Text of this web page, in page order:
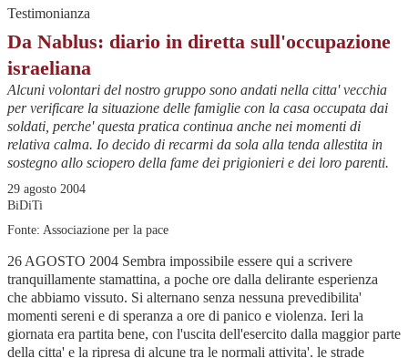
Testimonianza
Da Nablus: diario in diretta sull'occupazione
israeliana
Alcuni volontari del nostro gruppo sono andati nella citta' vecchia
per verificare la situazione delle famiglie con la casa occupata dai
soldati, perche' questa pratica continua anche nei momenti di
relativa calma. Io decido di recarmi da sola alla tenda allestita in
sostegno allo sciopero della fame dei prigionieri e dei loro parenti.
29 agosto 2004
BiDiTi
Fonte: Associazione per la pace
26 AGOSTO 2004 Sembra impossibile essere qui a scrivere tranquillamente stamattina, a poche ore dalla delirante esperienza che abbiamo vissuto. Si alternano senza nessuna prevedibilita' momenti sereni e di speranza a ore di panico e violenza. Ieri la giornata era partita bene, con l'uscita dell'esercito dalla maggior parte della citta' e la ripresa di alcune tra le normali attivita'. le strade affollate, le bancarelle del mercato esposte, centinaia di persone per strada, facevano sperare in una tregua significativa. Alcuni volontari del nostro gruppo sono andati nella citta' vecchia per verificare la situazione delle famiglie con la casa occupata dai soldati, perche' questa pratica continua anche nei momenti di relativa calma. Io decido di recarmi da sola alla tenda allestita in sostegno allo sciopero della fame dei prigionieri e dei loro parenti. C'e' un clima leggero per la strada. Alla tenda trovo donne vestite di nero che espongono i ritratti dei loro parenti: figli e mariti arrestati, la maggior parte pare giovanissima. Non ho il tempo di soffermarmi su nulla: un improvviso fragore, fatto di clacson ed urla travolge chiunque. I soldati, le jeep. Arrivano in velocita' tra la folla fittissima, sparando all'impazzata. Sono due, sufficienti in questo contesto a mettere in pericolo centinaia di persone: anziani col bastone, donne con bambini piccoli, qualcuno coi pacchi della spesa,.. Tutti corrono mentre i colpi continuano, qualcuno cade travolto dalla ressa, le donne della tenda cercano di portare in salvo i preziosi ritratti con cornice dei loro cari, i negozi chiudono. Mi riparo vicino ad un negozio, poi vedo una donna incinta in mezzo alla piazza e corro a portarla al riparo. In quel momento parte la sassaiola: impressionante, fitta..efficace. Le due jeep vengono respinte ai lati della piazza, decine di ragazzini lanciano di tutto, alcuni mi raggiungono e soridendo dicono il solito "ello', uozziurneim?" in uso se si incontra un internazionale. Mi rendo conto a posteriori che cerco di interessarli a me per evitare che si espongano, che si lancino coi sassi piu' grandi di loro verso le jeep che esplodono colpi ripetutamente. Temo per questi bambini abituati a tutto questo, vorrei che si riparassero e basta. Osservo che alcuni adulti li appoggiano, altri li sgridano ed allontanano. Quialcuno fa come se nulla stesse succedendo, ma appena arriva il secco suono dello sparo, tutti si buttano contro i muri o negli anfratti. Spari e sassi, sassi e spari: la situazione si stabilizza in questo modo,fino a quando da un tetto cade un sasso grandissimo che centra una delle jeep. Parte un applauso fragoroso, pacche sulle spalle, sguardi compiaciuti che cercano anche in me complicita'. Non posso non sorridere, anche se so che questa labile soddisfazione sara' a breve sgretolata dalla riposta israeliana. Infatti ripartono i colpi, ricominciano le fughe a caccia di un qualsiasi riparo, che non sempre si trova. Arrivano le ragazze che da un mese vivono a Nablus e da loro apprendo che c'e' stato qualche sparo da parte palestinese. Rimandando ad altre sedi e situazioni i commenti di tipo politico, non possiamo non pensare alle conseguenze che tutto cio' provochera'. Decidiamo di andare alla clinica in centro per metterci a disposizione dei volontari del Medical Relief. E' pericoloso avventurarsi nella casbah, ma il passaparola palestinese ci guida nei vicoli piu' sicuri e giungiamo a destinazione. Gli spari sono ripetuti e vicini, ci consigliano di aspettare che la situazione si calmi. Gia', ma quando? Dopo circa un'ora ci raggiunge W., un amico volontario il cui fratello e' stato ferito la mattina ed ora e' a casa, per fortuna non in condizioni gravi. Passiamo a trovarlo e poi di nuovo nella citta' vecchia per essere al fianco degli abitanti sotto pressione da ore. Si susseguono esplosioni e spari molto vicini. Passiamo in una piazzetta e da una finestra vengono esplosi dei colpi vicino a noi: 5 donne e un volontario in divisa. Sento la paura e l'imprevedibilita' della situazione, sento che siamo molto esposti e accelero, mentre W. urla in ebraico ai soldati di non sparare. I vicoli e gli anfratti sono la fortuna e la maledizione della citta' vecchia: in quel labirinto riesci a trovare il modo di ripararti, ma puoi anche sbagliare angolo e capitare all'improvviso davanti a un cecchino. Inoltre i soldati stanno perfezionando l'orribile tecnica di passare casa per casa facendo esplodere i muri intermedi, per non strare allo scoperto. E' cio' che avviene in queste ore e nei giorni scorsi. I botti sono ripetuti, ci tappiamo le orecchie, alcuni bambini piangono ad ogni scoppio, altri si eccitano e gli adulti li riparano contro i muri. Sono segregati in casa da settimane e convivono con la violenza delle armi e degli esplosivi, con lo spettro dell'occupazione della propria casa o dell'arresto indiscriminato, con la possibilita' del proiettile vagante o deliberatamente sparato. Sono di questi giorni infatti i casi dell'uomo ucciso mentre si affacciava alla finestra di casa sua, o della bimba ferita al volto nel bagno. Nel nostro angolo piu' o meno riparato convergono volontari, uomini e bambini. Qualcuno porta il caffe', ci si rilassa un attimo. Ci pensano gli Apaches dall'alto a ricordarci che non va bene e che l'esercito non intende mollare la presa. Si sentono raffiche di mitraglia dagli elicotteri, ma qualcuno sostiene che sono rumopri registrati per terrorizzare, non vedendosi tracce di fumo. In effetti l'effetto spavento funziona, alcune persone abbandonano spontaneamente le proprie case. Accompagniamo fuori donne e bambini, anziani e uomini che devono per forza attraversare la piazza col cecchino per andarsene. Mentre cammino al fianco di queste persone sento di essere in pericolo e di dipendere dagli umori di qualcuno appostato dietro alla finestra, ma come tutte le altre ragazze e i volontari mi metto spontaneamente dalla parte piu' esposta. A volte arrivano gli spari vicino a noi, altre volte in aria, altre volte ancora passiamo senza problemi. A discrezione... Passano le ore, siamo stanchi e coi nervi a fior di pelle per i botti, ma nel vicolo si e' creato un piccolo mondo, fatto di caffe', scambi linguistici italiano arabo, giochi col palloncino, sguardi complici tra donne, chiacchiere sulla tv italiana con gli uomini. Ogni tanto ci compattiamo perche' qualcuno deve passare e ci si alterna per scortarlo. Arriva la sera, i colori della citta'- presepio di Nablus virano al rosa, come e' rosa il palloncino su cui un bambino di 10 anni ci chiede di scrivere il nostro nome. E' sempre difficile andare da via da queste case, dove sappiamo che nei prossimi giorni, purtroppo, questa situazione si ripetera'. Salutiamo tutti, ci ringraziano, gran pacche sulle spalle coi ragazzi e tanti ciao. Un braccio ingessato si agita piu' degli altri: e' di M.,13 anni, che e' stato ferito qualche giorno fa dai cosiddetti proiettili di gomma e che ha passato almeno mezz'ora nel disperato e caparbio tentativo di insegnarmi a contare in arabo. Penso a come si puo' crescere in questa situazione, guardo ancora una volta questi bambini e ragazzi, poi mi soffermo su I., volontario giovanissimo del M.R., che in questi giorni ci sta dimostrando una maturita' ed un senso di responsabilita' nella situazioni di crisi assolutamente encomiabile. Sembra che si formino nel dramma ragazzi eccezionali, coraggiosi e forti, ma a cui qualcuno ha rubato la giovinezza: prima ancora e' successo ai loro genitori e ai nonni. Da parte di altri si notano scompensi e segni di squilibrio, vien da chiedersi quale futuro li aspetta e come sara' possibile riparare a tutti questi traumi. Ce ne andiamo pensando a cosa accadra' stanotte nella citta' vecchia e nei campi profughi. L'aria e' fresca e i colori della sera incantevoli. Potrebbe essere una sera meravigliosa. Domani e' venerdi', potrebbe essere giorno di festa. Due giorni di relativa calma hanno dato tregua alla citta' e ai suoi abitanti. Scandita pur sempre dall'incertezza e dall'imprevedibilita', la vita a nablus ha ricominciato a scorrere. Ho rivisto la via principale finalmente dopo 10 giorni sgombra delle pietre che gli israeliani avevano accumulato con i bulldozer per impedire l'accesso alla citta' vecchia. Le botteghe e i negozi hanno riaperto, sono tornati anche i venditori ambulanti in strada, ogni singola attivita' ha ripreso il suo corso. Questa mattina siamo allo youth center a comunicare con il mondo (internet) a capire come mai sulle testate italiane e non solo non si parli mai di Nablus, dell'ingiustizia che qui si consuma ogni giorno. Troviamo solo brevi ed insignificanti trafiletti. E' anche vero che altrove prende forma un'ingiustizia altrettanto assurda incomprensibile (l'Iraq...)che catalizza tutte le attenzioni. Alle 10 alcuni volontari ci invitano a recarci con loro per verificare le condizioni di alcune famiglie le cui abitazioni sono state occupate. Si ha notizia di almeno tre edifici occupati. Nel primo, sul retro del vecchio Khan ormai ridotto in macerie, i soldati sono entrati da questa notte. Tra mezzanotte e le due un numero consistente di jeep ha infatti invaso la old city. Da una finestra socchiusa si intravede la canna del fucile del soldato:proviamo a chiedere di entrare, di farci parlare con il capitano. Nessuna risposta. Intanto nella piazzetta antistante l'edificio prende il via la consueta sassaiola. Alcuni vetri della casa vengono infranti. Proviamo nella seconda casa. Dopo tentativi che durano 20 minuti, i soldati ci fanno dire attraverso uno dei familiari "in ostaggio"che se non andiamo via entro 5 minuti spareranno a tutte le persone nella casa. Facciamo un giro ma siamo subito richiamati dallo scoppio di un ordigno nei pressi della prima abitazione visitata. Siamo nel mezzo: da una parte i soldati che sparano, lanciano lacrimogeni per disperdere la folla di ragazzini che lancia pietre; dall'altra i ragazzini appunto ma anche alcuni combattenti che rispondono al fu